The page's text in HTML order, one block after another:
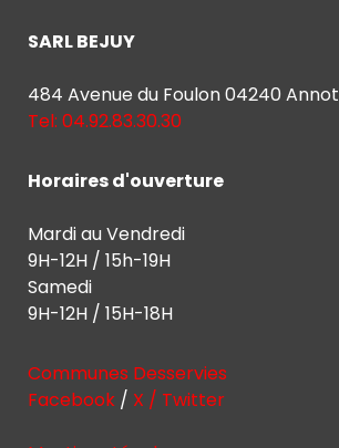
SARL BEJUY
484 Avenue du Foulon 04240 Annot
Tel: 04.92.83.30.30
Horaires d'ouverture
Mardi au Vendredi
9H-12H / 15h-19H
Samedi
9H-12H / 15H-18H
Communes Desservies
Facebook / X / Twitter